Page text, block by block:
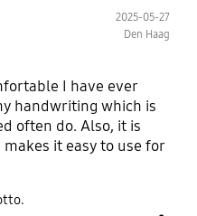
2025-05-27
Den Haag
I have ever
handwriting which is
often do. Also, it is
it easy to use for
does not need to be
the battery of the